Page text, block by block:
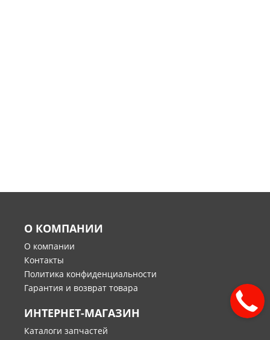
О КОМПАНИИ
О компании
Контакты
Политика конфиденциальности
Гарантия и возврат товара
ИНТЕРНЕТ-МАГАЗИН
Каталоги запчастей